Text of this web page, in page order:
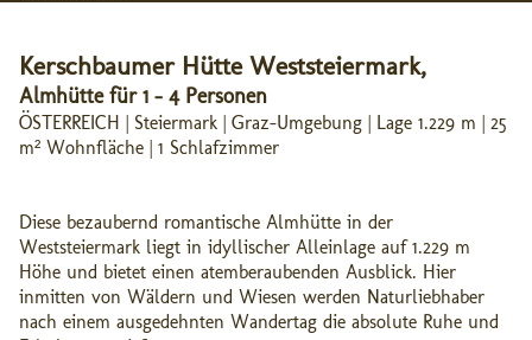
Kerschbaumer Hütte Weststeiermark,
Almhütte für 1 - 4 Personen
ÖSTERREICH | Steiermark | Graz-Umgebung | Lage 1.229 m | 25
m² Wohnfläche | 1 Schlafzimmer
Diese bezaubernd romantische Almhütte in der
Weststeiermark liegt in idyllischer Alleinlage auf 1.229 m
Höhe und bietet einen atemberaubenden Ausblick. Hier
inmitten von Wäldern und Wiesen werden Naturliebhaber
nach einem ausgedehnten Wandertag die absolute Ruhe und